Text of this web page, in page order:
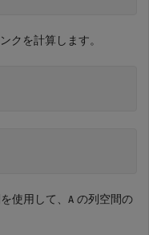
クを計算します。
使用して、 A の列空間の